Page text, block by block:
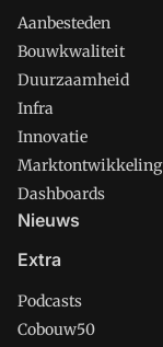
Aanbesteden
Bouwkwaliteit
Duurzaamheid
Infra
Innovatie
Marktontwikkeling
Dashboards
Nieuws
Extra
Podcasts
Cobouw50